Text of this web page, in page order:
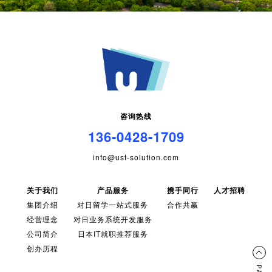
咨询热线
136-0428-1709
info@ust-solution.com
关于我们
集团介绍
经营理念
公司简介
创办历程
产品服务
对日留学一站式服务
对日业务系统开发服务
日本IT就职推荐服务
携手同行
合作共赢
人才招聘